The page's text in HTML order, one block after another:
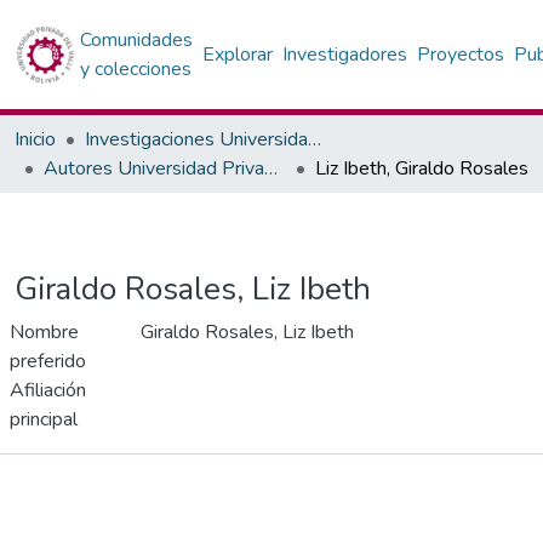
Comunidades
y colecciones
Explorar Investigadores Proyectos
Inicio
Investigaciones Universidad Privada del Valle
Autores Universidad Privada del Valle
Liz Ibeth, Giraldo Rosales
Giraldo Rosales, Liz Ibeth
Nombre
preferido
Giraldo Rosales, Liz Ibeth
Afiliación
principal